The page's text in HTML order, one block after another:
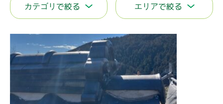
カテゴリ で絞る エリアで絞る